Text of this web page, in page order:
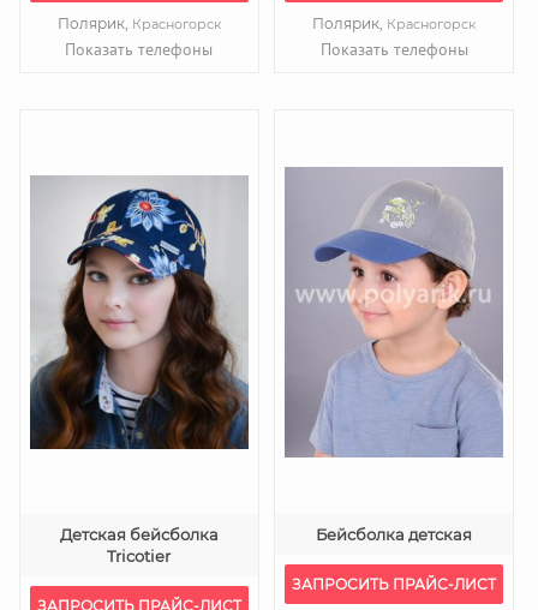
Полярик, Красногорск
Показать телефоны
Полярик, Красногорск
Показать телефоны
Детская бейсболка
Tricotier
ЗАПРОСИТЬ ПРАЙС-ЛИСТ
Бейсболка детская
ЗАПРОСИТЬ ПРАЙС-ЛИСТ